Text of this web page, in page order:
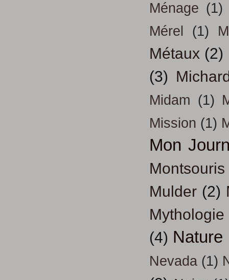
Ménage (1)
Mérel
(1)
Métaux (2)
(3)
Midam (1)
Mission (1)
Mon
Montsouris
Mulder (2)
Mythologie
(4) Nature
Nevada (1)